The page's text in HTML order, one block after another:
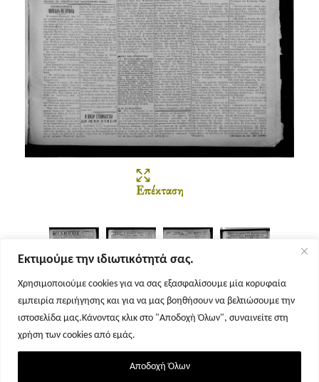
Εκτιμούμε την ιδιωτικότητά σας.
Χρησιμοποιούμε cookies για να σας εξασφαλίσουμε μία κορυφαία
εμπειρία περιήγησης και για να μας βοηθήσουν να βελτιώσουμε την
ιστοσελίδα μας.Κάνοντας κλικ στο "Αποδοχή Όλων", συναινείτε στη
χρήση των cookies από εμάς.
Αποδοχή Όλων
Επέκταση
Σελίδα 1 Σελίδα 2 Σελίδα 3 Σελίδα 4